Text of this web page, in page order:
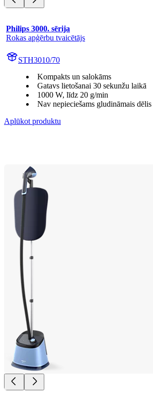
Philips 3000. sērija
Rokas apģērbu tvaicētājs
STH3010/70
Kompakts un salokāms
Gatavs lietošanai 30 sekunžu laikā
1000 W, līdz 20 g/min
Nav nepieciešams gludināmais dēlis
Aplūkot produktu